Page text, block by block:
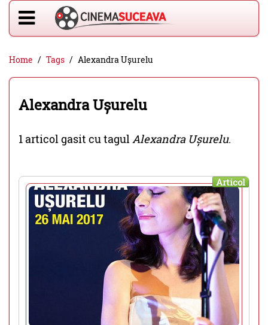
Home Tags Alexandra Ușurelu
Alexandra Ușurelu
1 articol gasit cu tagulAlexandra Ușurelu.
Articol